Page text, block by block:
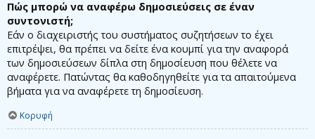
Πώς μπορώ να αναφέρω δημοσιεύσεις σε έναν
συντονιστή;
Εάν ο διαχειριστής του συστήματος συζητήσεων το έχει
επιτρέψει, θα πρέπει να δείτε ένα κουμπί για την αναφορά
των δημοσιεύσεων δίπλα στη δημοσίευση που θέλετε να
αναφέρετε. Πατώντας θα καθοδηγηθείτε για τα απαιτούμενα
βήματα για να αναφέρετε τη δημοσίευση.
Κορυφή